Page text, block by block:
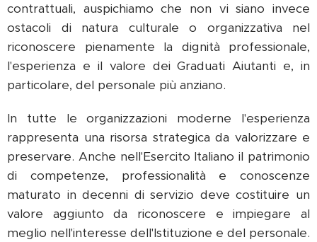
contrattuali, auspichiamo che non vi siano invece
ostacoli di natura culturale o organizzativa nel
riconoscere pienamente la dignità professionale,
l'esperienza e il valore dei Graduati Aiutanti e, in
particolare, del personale più anziano.
In tutte le organizzazioni moderne l'esperienza
rappresenta una risorsa strategica da valorizzare e
preservare. Anche nell'Esercito Italiano il patrimonio
di competenze, professionalità e conoscenze
maturato in decenni di servizio deve costituire un
valore aggiunto da riconoscere e impiegare al
meglio nell'interesse dell'Istituzione e del personale.